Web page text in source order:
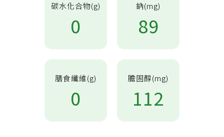
碳水化合物(g)
0
鈉(mg)
89
膳食纖維(g)
0
膽固醇(mg)
112